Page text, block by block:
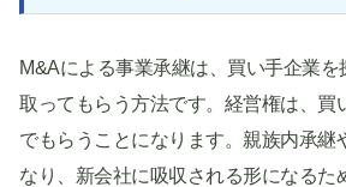
M&Aによる事業承継は、買い手企業
取ってもらう方法です。経営権は、買
でもらうことになります。親族内承継
なり、新会社に吸収される形になるた